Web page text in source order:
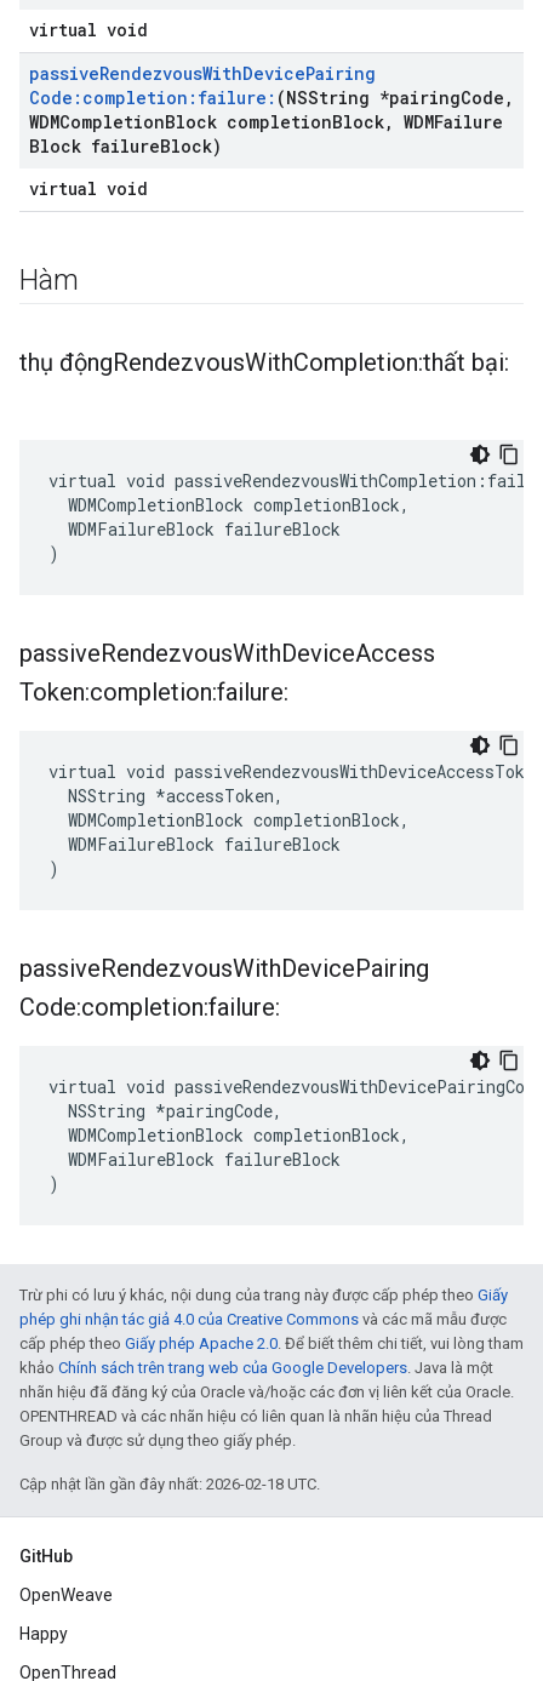
virtual void
passiveRendezvousWithDevicePairing
Code:completion:failure: (NSString *pairingCode ,
WDMCompletionBlock completionBlock, WDMFailure
Block failureBlock)
virtual void
Hàm
thụ độngRendezvousWithCompletion:thất bại:
virtual void
  WDMCompletionBlock completionBlock,
  WDMFailureBlock failureBlock
)
passiveRendezvousWithDeviceAccess
Token:completion:failure:
virtual void
  NSString *accessToken,
  WDMCompletionBlock completionBlock,
  WDMFailureBlock failureBlock
)
passiveRendezvousWithDevicePairing
Code:completion:failure:
virtual void
  NSString *pairingCode,
  WDMCompletionBlock completionBlock,
  WDMFailureBlock failureBlock
)
Trừ phi có lưu ý khác, nội dung của trang này được cấp phép theo Giấy
phép ghi nhận tác giả 4.0 của Creative Commons và các mã mẫu được
cấp phép theo Giấy phép Apache 2.0. Để biết thêm chi tiết, vui lòng tham
khảo Chính sách trên trang web của Google Developers. Java là một
nhãn hiệu đã đăng ký của Oracle và/hoặc các đơn vị liên kết của Oracle.
OPENTHREAD và các nhãn hiệu có liên quan là nhãn hiệu của Thread
Group và được sử dụng theo giấy phép.
Cập nhật lần gần đây nhất: 2026-02-18 UTC.
GitHub
OpenWeave
Happy
OpenThread